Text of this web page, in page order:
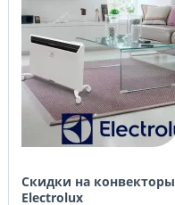
Скидки на конвекторы
Electrolux